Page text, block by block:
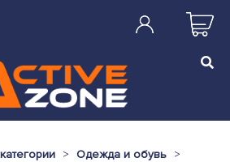
Одежда и обувь